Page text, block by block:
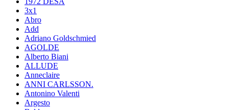
3x1
Abro
Add
Adriano Goldschmied
AGOLDE
Alberto Biani
ALLUDE
Anneclaire
ANNI CARLSSON.
Antonino Valenti
Argesto